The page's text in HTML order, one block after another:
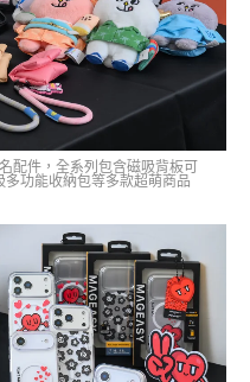
配件，全系列包含磁吸背板可
功能收納包等多款超萌商品